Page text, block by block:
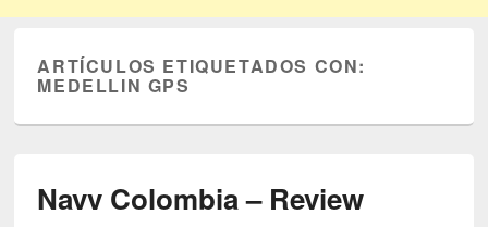
ARTÍCULOS ETIQUETADOS CON:
MEDELLIN GPS
Navv Colombia – Review